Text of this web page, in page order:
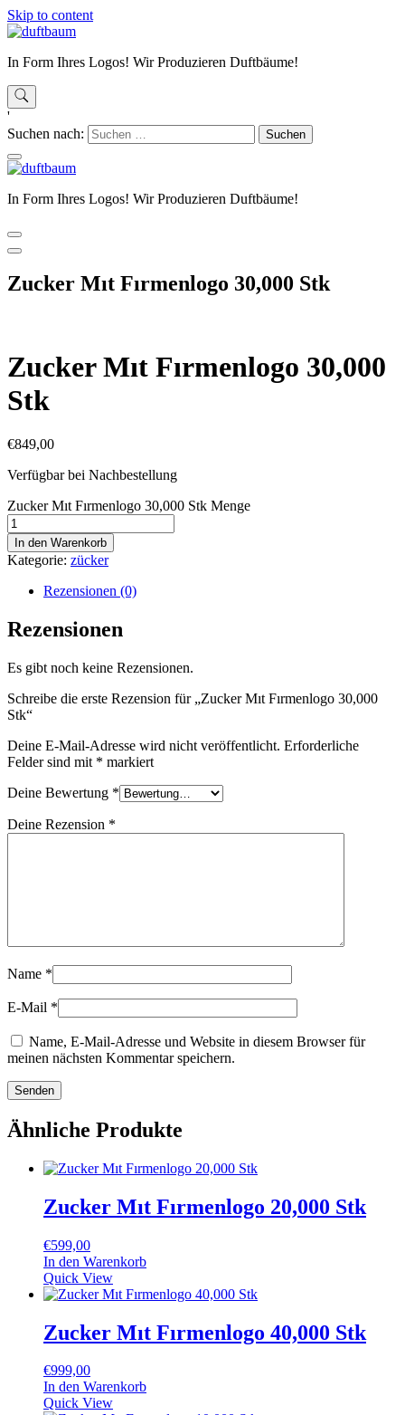
Skip to content
In Form Ihres Logos! Wir Produzieren Duftbäume!
'
Suchen nach:
In Form Ihres Logos! Wir Produzieren Duftbäume!
Zucker Mıt Fırmenlogo 30,000 Stk
Zucker Mıt Fırmenlogo 30,000
Stk
€849,00
Verfügbar bei Nachbestellung
Zucker Mıt Fırmenlogo 30,000 Stk Menge
In den Warenkorb
Kategorie: zücker
Rezensionen (0)
Rezensionen
Es gibt noch keine Rezensionen.
Schreibe die erste Rezension für „Zucker Mıt Fırmenlogo 30,000
Stk“
Deine E-Mail-Adresse wird nicht veröffentlicht. Erforderliche
Felder sind mit * markiert
Deine Bewertung *
Deine Rezension *
Name *
E-Mail *
Name, E-Mail-Adresse und Website in diesem Browser für
meinen nächsten Kommentar speichern.
Ähnliche Produkte
Zucker Mıt Fırmenlogo 20,000 Stk
€599,00
In den Warenkorb
Quick View
Zucker Mıt Fırmenlogo 40,000 Stk
€999,00
In den Warenkorb
Quick View